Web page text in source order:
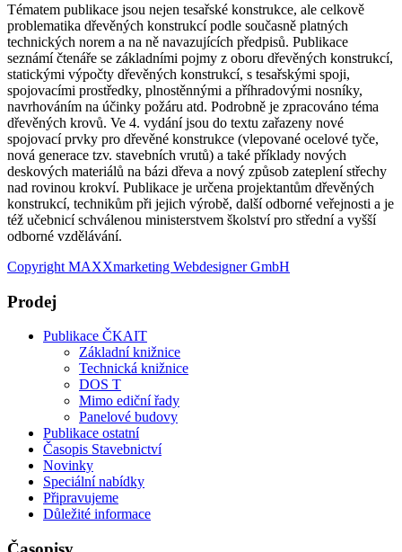
Tématem publikace jsou nejen tesařské konstrukce, ale celkově
problematika dřevěných konstrukcí podle současně platných
technických norem a na ně navazujících předpisů. Publikace
seznámí čtenáře se základními pojmy z oboru dřevěných konstrukcí,
statickými výpočty dřevěných konstrukcí, s tesařskými spoji,
spojovacími prostředky, plnostěnnými a příhradovými nosníky,
navrhováním na účinky požáru atd. Podrobně je zpracováno téma
dřevěných krovů. Ve 4. vydání jsou do textu zařazeny nové
spojovací prvky pro dřevěné konstrukce (vlepované ocelové tyče,
nová generace tzv. stavebních vrutů) a také příklady nových
deskových materiálů na bázi dřeva a nový způsob zateplení střechy
nad rovinou krokví. Publikace je určena projektantům dřevěných
konstrukcí, technikům při jejich výrobě, další odborné veřejnosti a je
též učebnicí schválenou ministerstvem školství pro střední a vyšší
odborné vzdělávání.
Copyright MAXXmarketing Webdesigner GmbH
Prodej
Publikace ČKAIT
Základní knižnice
Technická knižnice
DOS T
Mimo ediční řady
Panelové budovy
Publikace ostatní
Časopis Stavebnictví
Novinky
Speciální nabídky
Připravujeme
Důležité informace